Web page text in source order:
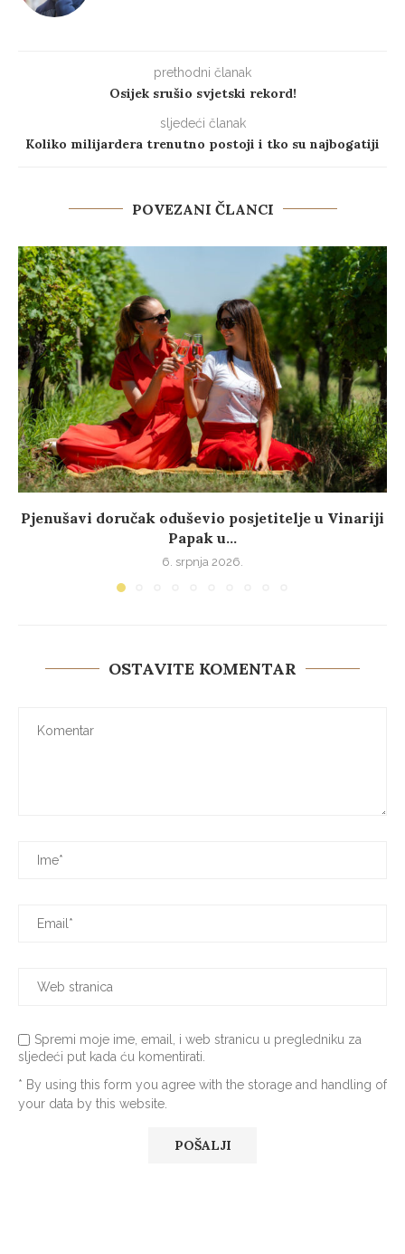
prethodni članak
Osijek srušio svjetski rekord!
sljedeći članak
Koliko milijardera trenutno postoji i tko su najbogatiji
POVEZANI ČLANCI
Pjenušavi doručak oduševio posjetitelje u Vinariji
Papak u...
6. srpnja 2026.
OSTAVITE KOMENTAR
Spremi moje ime, email, i web stranicu u pregledniku za
sljedeći put kada ću komentirati.
* By using this form you agree with the storage and handling of
your data by this website.